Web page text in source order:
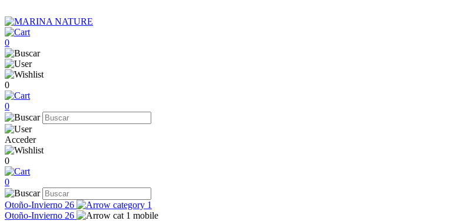
0
0
0
Acceder
0
0
Otoño-Invierno 26
Otoño-Invierno 26